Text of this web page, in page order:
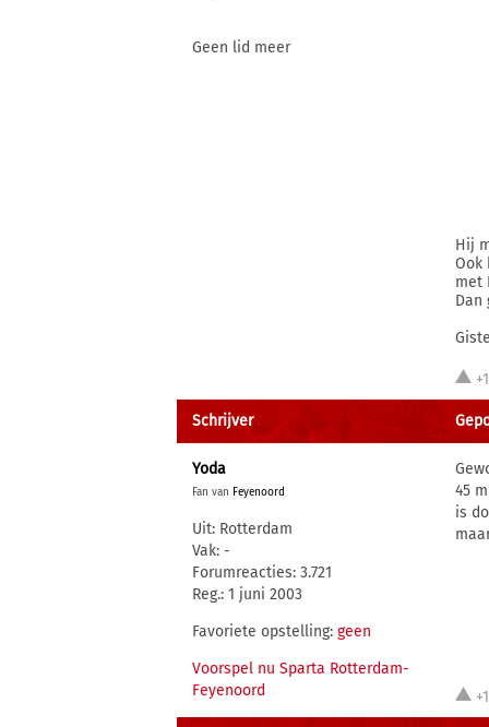
Geen lid meer
Hij
Ook
met
Dan
Schrijver
Yoda
Fan van Feyenoord
Uit: Rotterdam
Vak: -
Forumreacties: 3.721
Reg.: 1 juni 2003
Favoriete opstelling: geen
Voorspel nu Sparta Rotterdam-
Feyenoord
45
is